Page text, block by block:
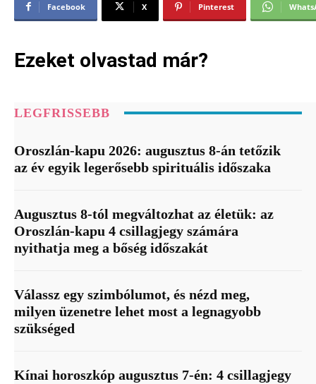
Facebook X Pinterest
Ezeket olvastad már?
LEGFRISSEBB
Oroszlán-kapu 2026: augusztus 8-án tetőzik
az év egyik legerősebb spirituális időszaka
Augusztus 8-tól megváltozhat az életük: az
Oroszlán-kapu 4 csillagjegy számára
nyithatja meg a bőség időszakát
Válassz egy szimbólumot, és nézd meg,
milyen üzenetre lehet most a legnagyobb
szükséged
Kínai horoszkóp augusztus 7-én: 4 csillagjegy